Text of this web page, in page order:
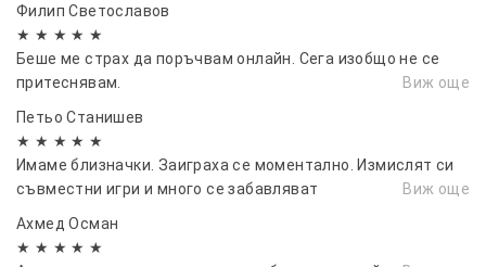
Филип Светославов
★ ★ ★ ★ ★
Беше ме страх да поръчвам онлайн. Сега изобщо не се
притеснявам.
Виж още
Петьо Станишев
★ ★ ★ ★ ★
Имаме близначки. Заиграха се моментално. Измислят си
съвместни игри и много се забавляват
Виж още
Ахмед Осман
★ ★ ★ ★ ★